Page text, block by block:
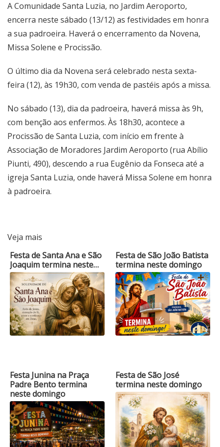
A Comunidade Santa Luzia, no Jardim Aeroporto,
encerra neste sábado (13/12) as festividades em honra
a sua padroeira. Haverá o encerramento da Novena,
Missa Solene e Procissão.
O último dia da Novena será celebrado nesta sexta-
feira (12), às 19h30, com venda de pastéis após a missa.
No sábado (13), dia da padroeira, haverá missa às 9h,
com benção aos enfermos. Às 18h30, acontece a
Procissão de Santa Luzia, com início em frente à
Associação de Moradores Jardim Aeroporto (rua Abílio
Piunti, 490), descendo a rua Eugênio da Fonseca até a
igreja Santa Luzia, onde haverá Missa Solene em honra
à padroeira.
Veja mais
Festa de Santa Ana e São
Joaquim termina neste…
Festa de São João Batista
termina neste domingo
Festa Junina na Praça
Padre Bento termina
neste domingo
Festa de São José
termina neste domingo